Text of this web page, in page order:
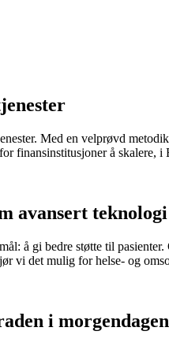
Med en velprøvd
finansinstitusjoner å skalere, i
avansert teknologi
å gi bedre støtte til
vi det mulig for helse- og
i